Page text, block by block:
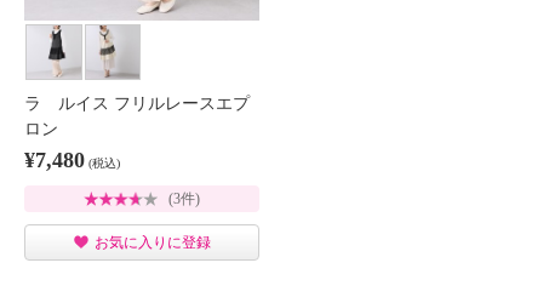
ラ ルイス フリルレースエプ
ロン
¥7,480 (税込)
(3件)
お気に入りに登録